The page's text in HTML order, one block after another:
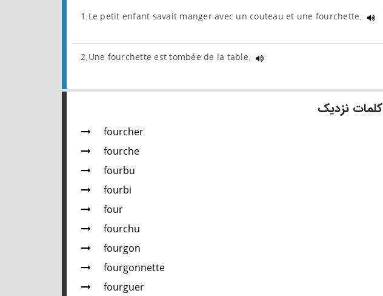
1.Le petit enfant savait manger avec un couteau et une fourchette.
2.Une fourchette est tombée de la table.
کلمات نزدیک
fourcher
fourche
fourbu
fourbi
four
fourchu
fourgon
fourgonnette
fourguer